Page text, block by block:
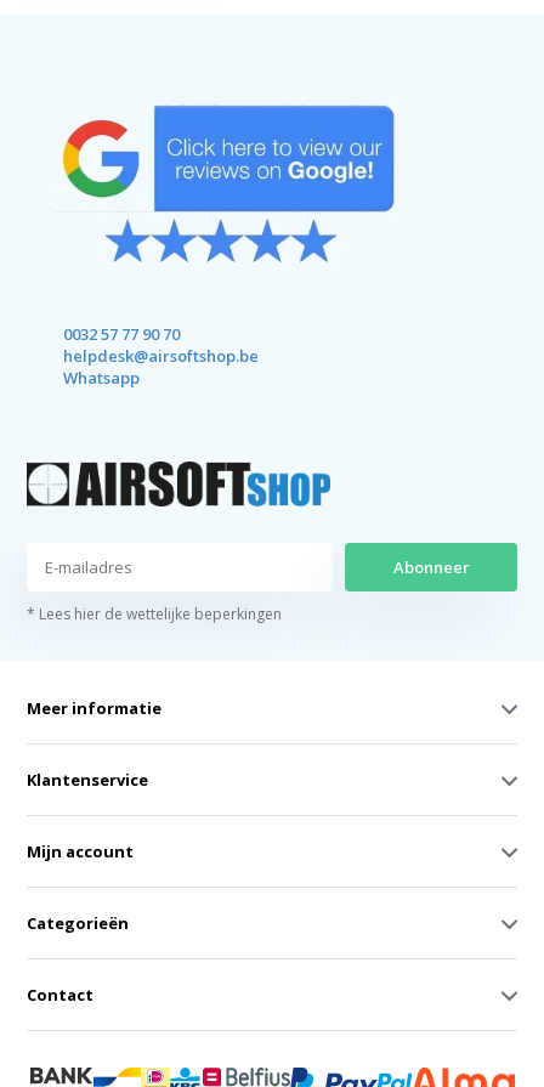
0032 57 77 90 70
helpdesk@airsoftshop.be
Whatsapp
Abonneer
* Lees hier de wettelijke beperkingen
Meer informatie
Klantenservice
Mijn account
Categorieën
Contact